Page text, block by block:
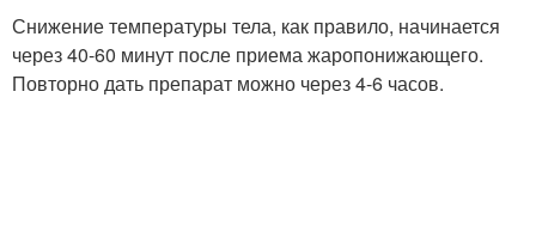
Снижение температуры тела, как правило, начинается
через 40-60 минут после приема жаропонижающего.
Повторно дать препарат можно через 4-6 часов.